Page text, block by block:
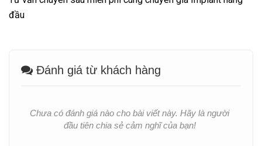
đầu
Đánh giá từ khách hàng
Chưa có đánh giá nào cho bài viết này. Hãy là người
đầu tiên chia sẻ cảm nghĩ của bạn!